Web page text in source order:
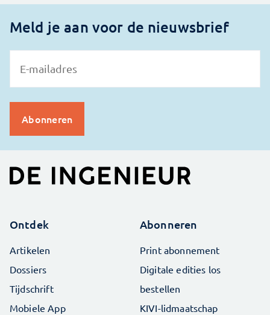
Meld je aan voor de nieuwsbrief
Ontdek
Artikelen
Dossiers
Tijdschrift
Mobiele App
Abonneren
Print abonnement
Digitale edities los
bestellen
KIVI-lidmaatschap